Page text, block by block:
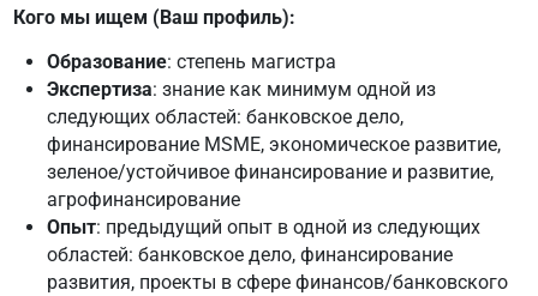
Кого мы ищем (Ваш профиль):
Образование: степень магистра
Экспертиза: знание как минимум одной из
следующих областей: банковское дело,
финансирование MSME, экономическое развитие,
зеленое/устойчивое финансирование и развитие,
агрофинансирование
Опыт: предыдущий опыт в одной из следующих
областей: банковское дело, финансирование
развития, проекты в сфере финансов/банковского